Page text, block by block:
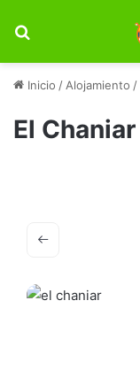
Inicio / Alojamiento /
El Chaniar